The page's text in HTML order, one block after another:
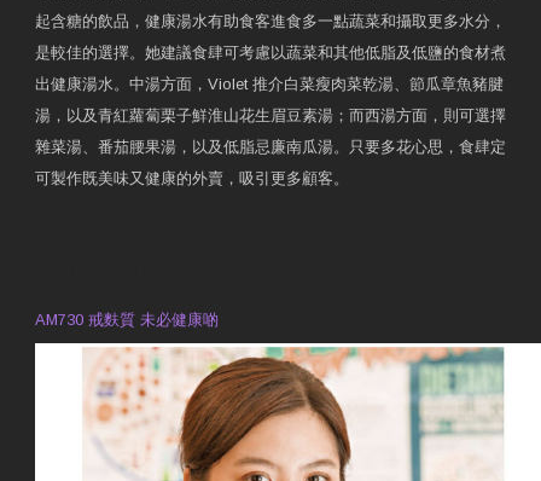
起含糖的飲品，健康湯水有助食客進食多一點蔬菜和攝取更多水分，
是較佳的選擇。她建議食肆可考慮以蔬菜和其他低脂及低鹽的食材煮
出健康湯水。中湯方面，Violet 推介白菜瘦肉菜乾湯、節瓜章魚豬腱
湯，以及青紅蘿蔔栗子鮮淮山花生眉豆素湯；而西湯方面，則可選擇
雜菜湯、番茄腰果湯，以及低脂忌廉南瓜湯。只要多花心思，食肆定
可製作既美味又健康的外賣，吸引更多顧客。
AM730 戒麩質 未必健康啲